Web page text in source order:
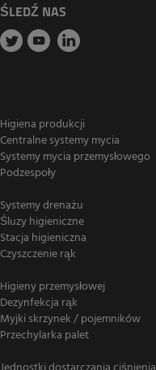
ŚLEDŹ NAS
Higiena produkcji
Centralne systemy mycia
Systemy mycia przemysłowego
Podzespoły
Systemy drenażu
Śluzy higieniczne
Stacja higieniczna
Czyszczenie rąk
Higieny przemysłowej
Dezynfekcja rąk
Myjki skrzynek / pojemników
Przechylarka palet